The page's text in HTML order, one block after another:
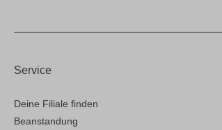
Service
Deine Filiale finden
Beanstandung